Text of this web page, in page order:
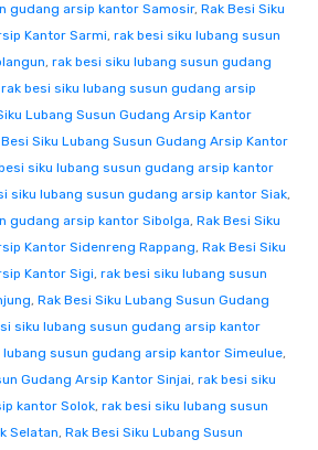
gudang arsip kantor Samosir, Rak Besi Siku
Kantor Sarmi, rak besi siku lubang susun
, rak besi siku lubang susun gudang
rak besi siku lubang susun gudang arsip
Lubang Susun Gudang Arsip Kantor
Besi Siku Lubang Susun Gudang Arsip Kantor
siku lubang susun gudang arsip kantor
siku lubang susun gudang arsip kantor Siak,
gudang arsip kantor Sibolga, Rak Besi Siku
Kantor Sidenreng Rappang, Rak Besi Siku
Kantor Sigi, rak besi siku lubang susun
, Rak Besi Siku Lubang Susun Gudang
siku lubang susun gudang arsip kantor
lubang susun gudang arsip kantor Simeulue,
Gudang Arsip Kantor Sinjai, rak besi siku
kantor Solok, rak besi siku lubang susun
Selatan, Rak Besi Siku Lubang Susun